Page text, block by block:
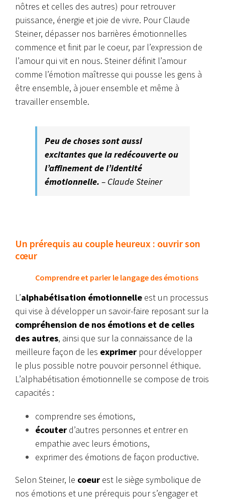
nôtres et celles des autres) pour retrouver
puissance, énergie et joie de vivre. Pour Claude
Steiner, dépasser nos barrières émotionnelles
commence et finit par le coeur, par l’expression de
l’amour qui vit en nous. Steiner définit l’amour
comme l’émotion maîtresse qui pousse les gens à
être ensemble, à jouer ensemble et même à
travailler ensemble.
Peu de choses sont aussi
excitantes que la redécouverte ou
l’affinement de l’identité
émotionnelle. – Claude Steiner
Un prérequis au couple heureux : ouvrir son
cœur
Comprendre et parler le langage des émotions
L’alphabétisation émotionnelle est un processus
qui vise à développer un savoir-faire reposant sur la
compréhension de nos émotions et de celles
des autres, ainsi que sur la connaissance de la
meilleure façon de les exprimer pour développer
le plus possible notre pouvoir personnel éthique.
L’alphabétisation émotionnelle se compose de trois
capacités :
comprendre ses émotions,
écouter d’autres personnes et entrer en
empathie avec leurs émotions,
exprimer des émotions de façon productive.
Selon Steiner, le coeur est le siège symbolique de
nos émotions et une prérequis pour s’engager et